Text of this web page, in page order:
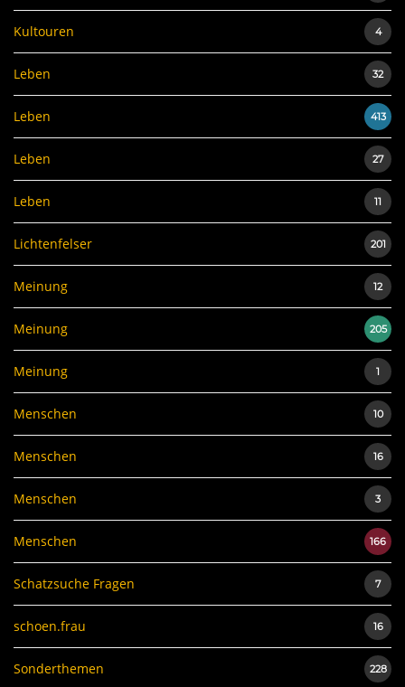
Kultouren 4
Leben 32
Leben 413
Leben 27
Leben 11
Lichtenfelser 201
Meinung 12
Meinung 205
Meinung 1
Menschen 10
Menschen 16
Menschen 3
Menschen 166
Schatzsuche Fragen 7
schoen.frau 16
Sonderthemen 228